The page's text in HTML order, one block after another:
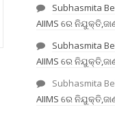
Subhasmita
AIIMS ରେ
Subhasmita
AIIMS ରେ
Subhasmita
AIIMS ରେ